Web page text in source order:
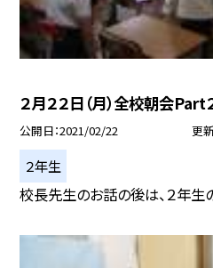
２月２２日（月）全校朝会Part
公開日 2021/02/22 更
２年生
校長先生のお話の後は、２年生